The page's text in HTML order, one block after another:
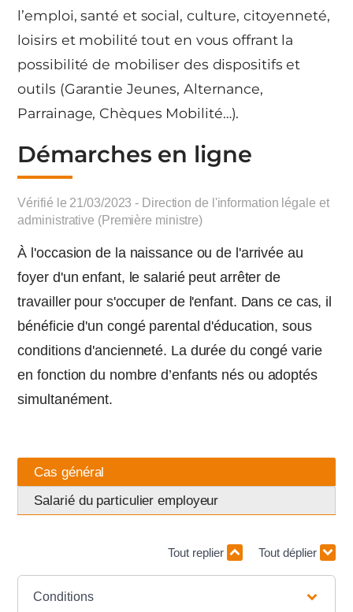
l’emploi, santé et social, culture, citoyenneté,
loisirs et mobilité tout en vous offrant la
possibilité de mobiliser des dispositifs et
outils (Garantie Jeunes, Alternance,
Parrainage, Chèques Mobilité…).
Démarches en ligne
Vérifié le 21/03/2023 - Direction de l'information légale et
administrative (Première ministre)
À l'occasion de la naissance ou de l'arrivée au
foyer d'un enfant, le salarié peut arrêter de
travailler pour s'occuper de l'enfant. Dans ce cas, il
bénéficie d'un congé parental d'éducation, sous
conditions d'ancienneté. La durée du congé varie
en fonction du nombre d’enfants nés ou adoptés
simultanément.
Cas général
Salarié du particulier employeur
Tout replier Tout déplier
Conditions